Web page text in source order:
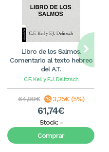
Libro de los Salmos.
Comentario al texto hebreo
del A.T.
C.F. Keil y F.J. Delitzsch
64,99€ 3,25€ (5%)
61,74€
Stock: -
Comprar